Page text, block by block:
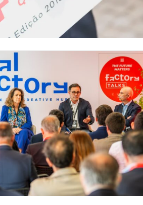
12
Edição em papel
em sua casa
Acesso ao